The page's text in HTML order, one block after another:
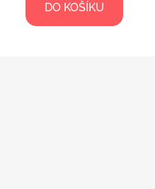
DO KOŠÍKU